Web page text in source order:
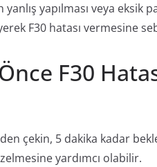
yapılması veya eksik
F30 hatası vermesine
F30
çekin, 5 dakika kadar
yardımcı olabilir.